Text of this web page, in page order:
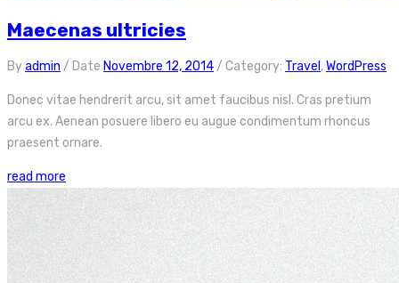
Maecenas ultricies
Byadmin / Date Novembre 12, 2014 / Category: Travel ,WordPress
Donec vitae hendrerit arcu, sit amet faucibus nisl. Cras pretium
arcu ex. Aenean posuere libero eu augue condimentum rhoncus
praesent ornare.
read more